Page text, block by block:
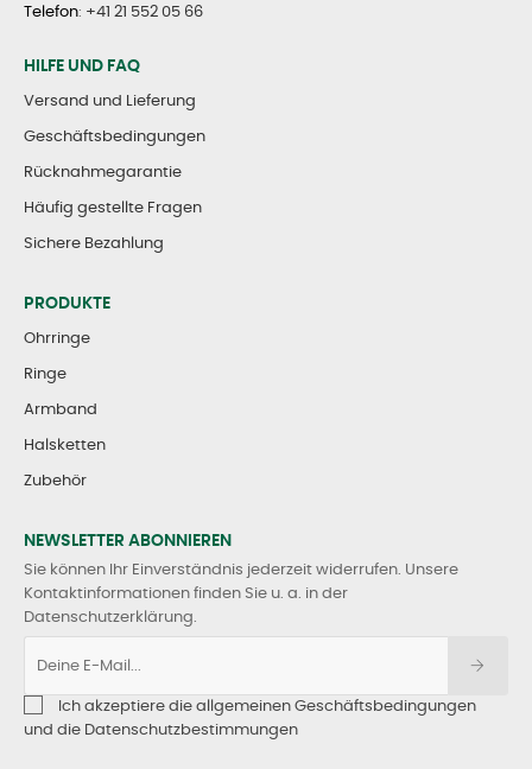
Telefon: +41 21 552 05 66
HILFE UND FAQ
Versand und Lieferung
Geschäftsbedingungen
Rücknahmegarantie
Häufig gestellte Fragen
Sichere Bezahlung
PRODUKTE
Ohrringe
Ringe
Armband
Halsketten
Zubehör
NEWSLETTER ABONNIEREN
Sie können Ihr Einverständnis jederzeit widerrufen. Unsere
Kontaktinformationen finden Sie u. a. in der
Datenschutzerklärung.
Ich akzeptiere die allgemeinen Geschäftsbedingungen
und die Datenschutzbestimmungen